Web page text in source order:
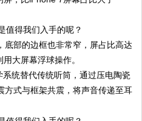
底部的边框也非常窄，屏占比高达
大屏幕浮球操作。
统替代传统听筒，通过压电陶瓷
方式与框架共震，将声音传递至耳